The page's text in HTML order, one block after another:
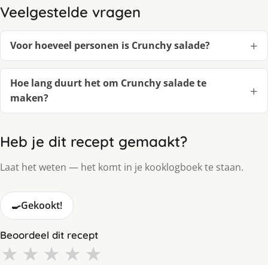
Veelgestelde vragen
Voor hoeveel personen is Crunchy salade?
Hoe lang duurt het om Crunchy salade te
maken?
Heb je dit recept gemaakt?
Laat het weten — het komt in je kooklogboek te staan.
🍳Gekookt!
Beoordeel dit recept
★ ★ ★ ★ ★